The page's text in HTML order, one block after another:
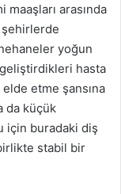
arasında
şehirlerde
yoğun
hasta
etme şansına
da küçük
için buradaki diş
stabil bir